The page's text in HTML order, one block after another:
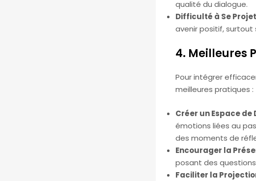
qualité du dialogue.
Difficulté à Se
avenir positif, surtout
4. Meilleures
Pour intégrer
meilleures pratiques :
Créer un Espace de
émotions liées au
des moments de
Encourager la
posant des
Faciliter la